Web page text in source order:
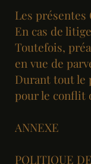
Les présentes
En cas de
Toutefois,
en vue de
Durant tout le
pour le conflit
ANNEXE
POLITIQUE